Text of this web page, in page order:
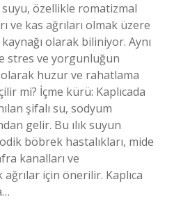
suyu, özellikle romatizmal
ve kas ağrıları olmak üzere
olarak biliniyor. Aynı
stres ve yorgunluğun
olarak huzur ve rahatlama
mi? İçme kürü: Kaplıcada
şifalı su, sodyum
gelir. Bu ılık suyun
böbrek hastalıkları, mide
kanalları ve
için önerilir. Kaplıca